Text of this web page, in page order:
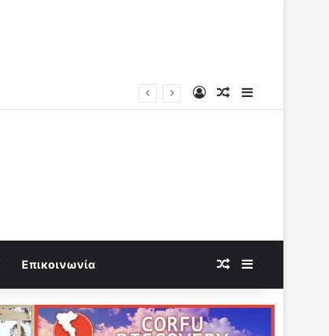
Log InRandom Article
Επικοινωνία Random Article